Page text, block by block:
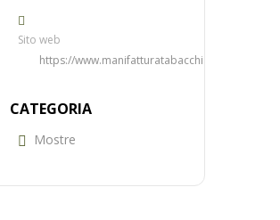
Sito web
https://www.manifatturatabacchi.com/
CATEGORIA
Mostre